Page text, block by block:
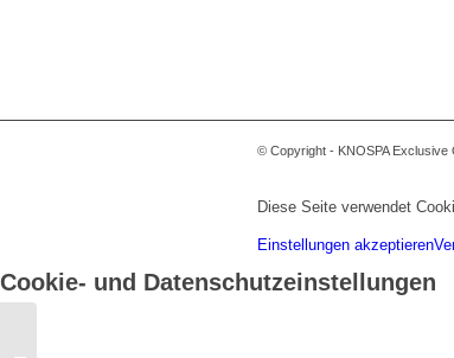
© Copyright - KNOSPA Exclusive
Diese Seite verwendet
Einstellungen akzeptieren
Cookie- und Datenschutzeinstellungen